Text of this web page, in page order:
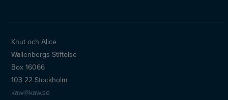
Knut och Alice
Wallenbergs Stiftelse
Box 16066
103 22 Stockholm
kaw@kaw.se